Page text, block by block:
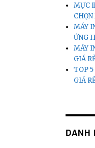
MỰC
MÁY
ỨNG
MÁY
GIÁ
TOP 5
GIÁ
DANH